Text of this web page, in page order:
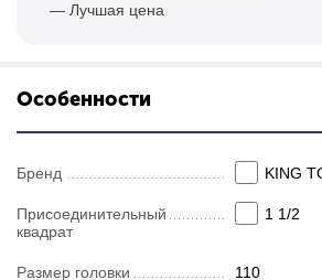
— Лучшая цена
Особенности
Бренд KING
Присоединительный
квадрат
1 1/2
Размер головки 110